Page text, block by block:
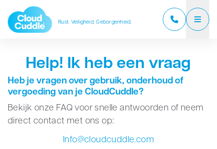
Rust. Veiligheid. Geborgenheid.
CloudCuddle Junior
CloudCuddle Maxx
Over ons
Verkooppartners
Help! Ik heb een vraag
Heb je vragen over gebruik, onderhoud of
vergoeding van je CloudCuddle?
Bekijk onze FAQ voor snelle antwoorden of neem
direct contact met ons op:
Info@cloudcuddle.com